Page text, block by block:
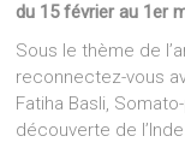
du 15 février au 1er
Sous le thème de
reconnectez-vous
Fatiha Basli,
découverte de